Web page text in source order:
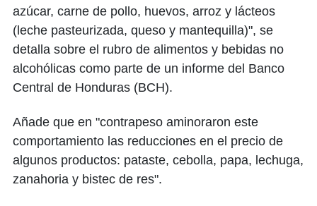
azúcar, carne de pollo, huevos, arroz y lácteos
(leche pasteurizada, queso y mantequilla)", se
detalla sobre el rubro de alimentos y bebidas no
alcohólicas como parte de un informe del Banco
Central de Honduras (BCH).
Añade que en "contrapeso aminoraron este
comportamiento las reducciones en el precio de
algunos productos: pataste, cebolla, papa, lechuga,
zanahoria y bistec de res".